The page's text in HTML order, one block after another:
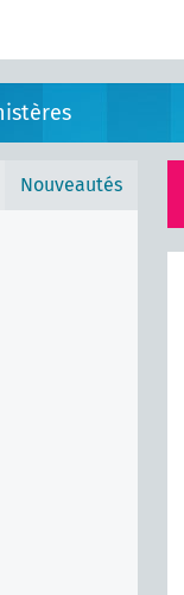
Nouveautés